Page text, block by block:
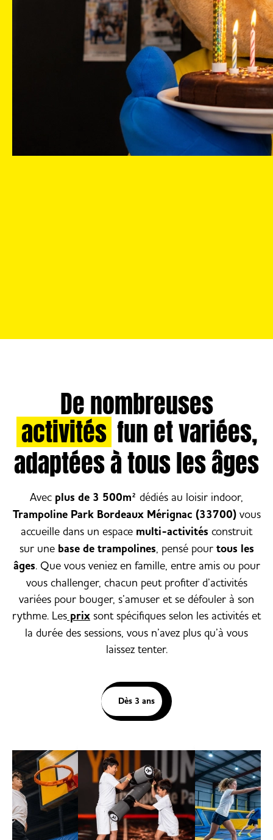
De nombreuses
activitésfun et variées,
adaptées à tous les âges
Avec plus de 3 500m² dédiés au loisir indoor,
Trampoline Park Bordeaux Mérignac (33700)vous
accueille dans un espace multi-activités construit
sur une base de trampolines, pensé pour tous les
âges. Que vous veniez en famille, entre amis ou pour
vous challenger, chacun peut profiter d’activités
variées pour bouger, s’amuser et se défouler à son
rythme. Les prix sont spécifiques selon les activités et
la durée des sessions, vous n’avez plus qu’à vous
laissez tenter.
Dès 3 ans
Trampoline Arena Slam